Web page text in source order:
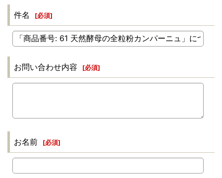
件名 [必須]
お問い合わせ内容 [必須]
お名前 [必須]